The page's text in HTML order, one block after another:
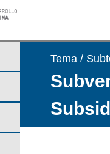
Tema /